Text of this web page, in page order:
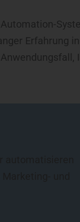
Erfahrung